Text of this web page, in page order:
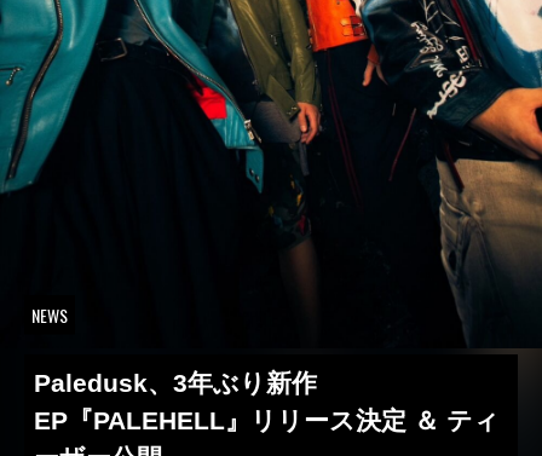
NEWS
Paledusk、3年ぶり新作
EP『PALEHELL』リリース決定 ＆ ティ